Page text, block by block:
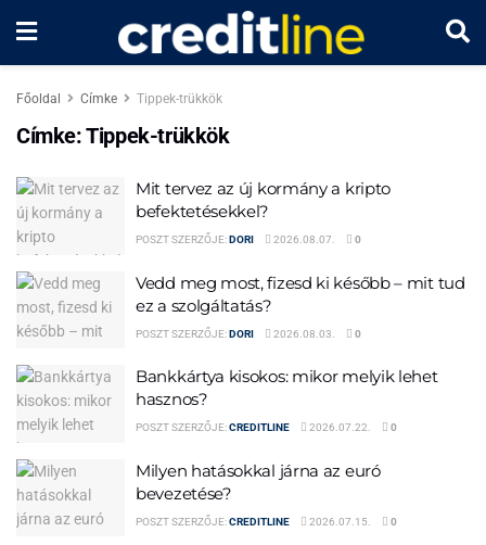
Főoldal Címke Tippek-trükkök
Címke:Tippek-trükkök
Mit tervez az új kormány a kripto
befektetésekkel?
POSZT SZERZŐJE:DORI 2026.08.07. 0
Vedd meg most, fizesd ki később – mit tud
ez a szolgáltatás?
POSZT SZERZŐJE:DORI 2026.08.03. 0
Bankkártya kisokos: mikor melyik lehet
hasznos?
POSZT SZERZŐJE:CREDITLINE 2026.07.22. 0
Milyen hatásokkal járna az euró
bevezetése?
POSZT SZERZŐJE:CREDITLINE 2026.07.15. 0